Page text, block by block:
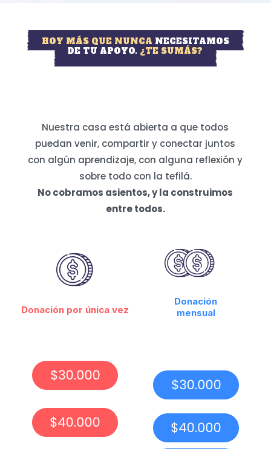
HOY MÁS QUE NUNCA NECESITAMOS
DE TU APOYO. ¿TE SUMÁS?
Nuestra casa está abierta a que todos
puedan venir, compartir y conectar juntos
con algún aprendizaje, con alguna reflexión y
sobre todo con la tefilá.
No cobramos asientos, y la construimos
entre todos.
Donación por única vez
Donación
mensual